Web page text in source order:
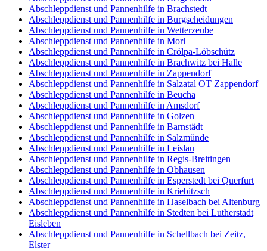
Abschleppdienst und Pannenhilfe in Brachstedt
Abschleppdienst und Pannenhilfe in Burgscheidungen
Abschleppdienst und Pannenhilfe in Wetterzeube
Abschleppdienst und Pannenhilfe in Morl
Abschleppdienst und Pannenhilfe in Crölpa-Löbschütz
Abschleppdienst und Pannenhilfe in Brachwitz bei Halle
Abschleppdienst und Pannenhilfe in Zappendorf
Abschleppdienst und Pannenhilfe in Salzatal OT Zappendorf
Abschleppdienst und Pannenhilfe in Beucha
Abschleppdienst und Pannenhilfe in Amsdorf
Abschleppdienst und Pannenhilfe in Golzen
Abschleppdienst und Pannenhilfe in Barnstädt
Abschleppdienst und Pannenhilfe in Salzmünde
Abschleppdienst und Pannenhilfe in Leislau
Abschleppdienst und Pannenhilfe in Regis-Breitingen
Abschleppdienst und Pannenhilfe in Obhausen
Abschleppdienst und Pannenhilfe in Esperstedt bei Querfurt
Abschleppdienst und Pannenhilfe in Kriebitzsch
Abschleppdienst und Pannenhilfe in Haselbach bei Altenburg
Abschleppdienst und Pannenhilfe in Stedten bei Lutherstadt
Eisleben
Abschleppdienst und Pannenhilfe in Schellbach bei Zeitz,
Elster